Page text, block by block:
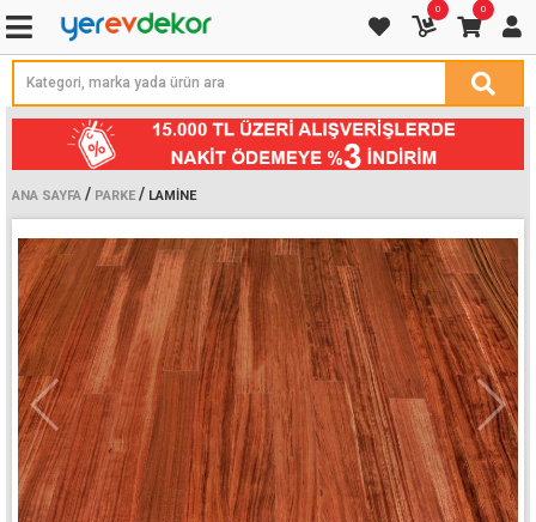
0 0
ANA SAYFA / PARKE / LAMINE